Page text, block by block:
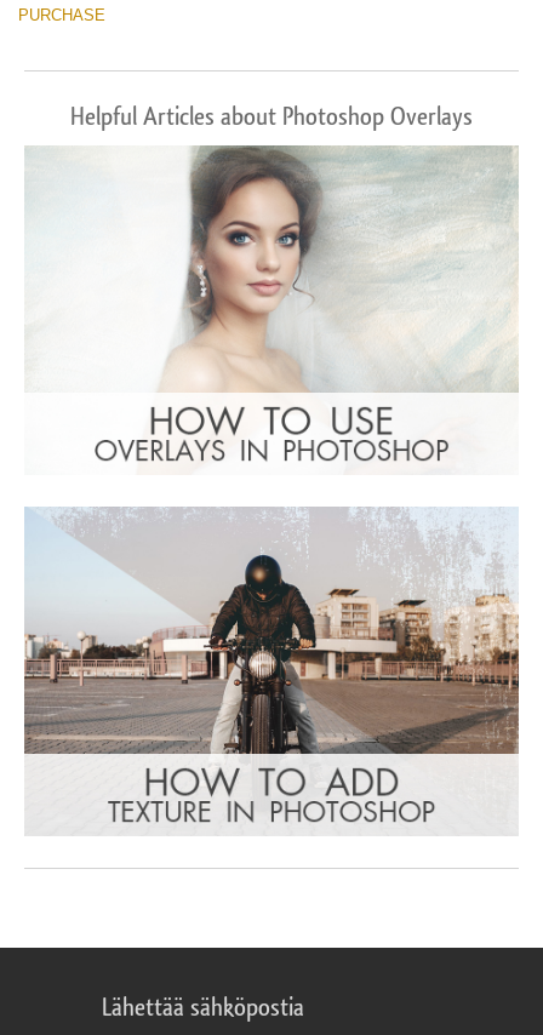
PURCHASE
Helpful Articles about Photoshop Overlays
Lähettää sähköpostia